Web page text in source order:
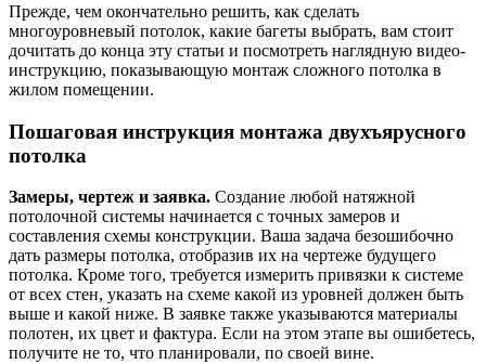
Прежде, чем окончательно решить, как сделать
многоуровневый потолок, какие багеты выбрать, вам стоит
дочитать до конца эту статьи и посмотреть наглядную видео-
инструкцию, показывающую монтаж сложного потолка в
жилом помещении.
Пошаговая инструкция монтажа двухъярусного
потолка
Замеры, чертеж и заявка. Создание любой натяжной
потолочной системы начинается с точных замеров и
составления схемы конструкции. Ваша задача безошибочно
дать размеры потолка, отобразив их на чертеже будущего
потолка. Кроме того, требуется измерить привязки к системе
от всех стен, указать на схеме какой из уровней должен быть
выше и какой ниже. В заявке также указываются материалы
полотен, их цвет и фактура. Если на этом этапе вы ошибетесь,
получите не то, что планировали, по своей вине.